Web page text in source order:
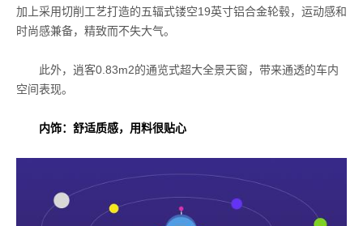
加上采用切削工艺打造的五辐式镂空19英寸铝合金轮毂，运动感和
时尚感兼备，精致而不失大气。
此外，逍客0.83m2的通览式超大全景天窗，带来通透的车内
空间表现。
内饰：舒适质感，用料很贴心